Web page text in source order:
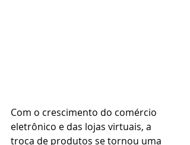
Com o crescimento do comércio
eletrônico e das lojas virtuais, a
troca de produtos se tornou uma